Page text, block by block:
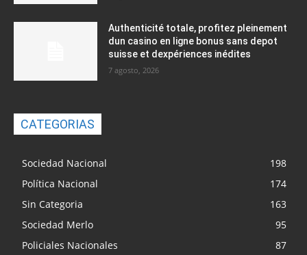
Authenticité totale, profitez pleinement
dun casino en ligne bonus sans depot
suisse et dexpériences inédites
7 agosto, 2026
CATEGORIAS
Sociedad Nacional
198
Política Nacional
174
Sin Categoria
163
Sociedad Merlo
95
Policiales Nacionales
87